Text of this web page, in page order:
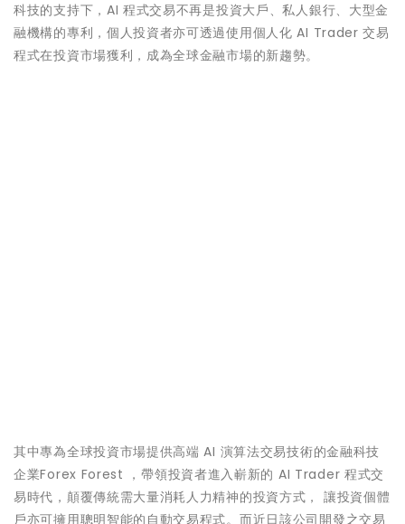
科技的支持下，AI 程式交易不再是投資大戶、私人銀行、大型金
融機構的專利，個人投資者亦可透過使用個人化 AI Trader 交易
程式在投資市場獲利，成為全球金融市場的新趨勢。
其中專為全球投資市場提供高端 AI 演算法交易技術的金融科技
企業Forex Forest ，帶領投資者進入嶄新的 AI Trader 程式交
易時代，顛覆傳統需大量消耗人力精神的投資方式， 讓投資個體
戶亦可擁用聰明智能的自動交易程式。而近日該公司開發之交易